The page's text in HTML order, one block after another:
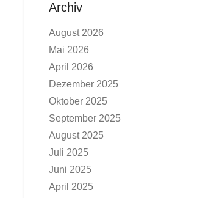
Archiv
August 2026
Mai 2026
April 2026
Dezember 2025
Oktober 2025
September 2025
August 2025
Juli 2025
Juni 2025
April 2025